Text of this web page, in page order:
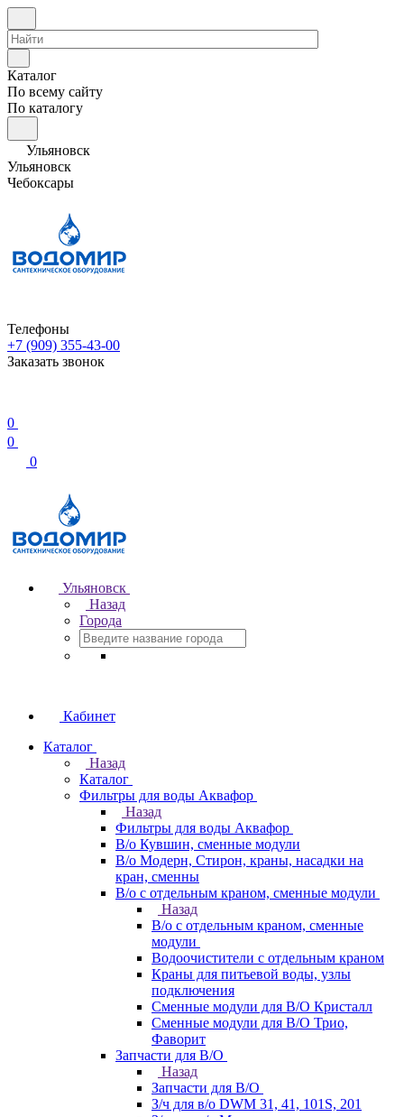
Каталог
По всему сайту
По каталогу
Ульяновск
Ульяновск
Чебоксары
Телефоны
+7 (909) 355-43-00
Заказать звонок
0
0
0
Ульяновск
Назад
Города
Кабинет
Каталог
Назад
Каталог
Фильтры для воды Аквафор
Назад
Фильтры для воды Аквафор
В/о Кувшин, сменные модули
В/о Модерн, Стирон, краны, насадки на
кран, сменны
В/о с отдельным краном, сменные модули
Назад
В/о с отдельным краном, сменные
модули
Водоочистители с отдельным краном
Краны для питьевой воды, узлы
подключения
Сменные модули для В/О Кристалл
Сменные модули для В/О Трио,
Фаворит
Запчасти для В/О
Назад
Запчасти для В/О
З/ч для в/о DWM 31, 41, 101S, 201